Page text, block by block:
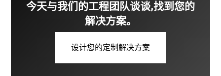
今天与我们的工程团队谈谈,找到您的
解决方案。
设计您的定制解决方案